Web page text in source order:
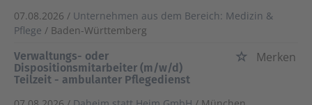
07.08.2026 / Unternehmen aus dem Bereich: Medizin &
Pflege / Baden-Württemberg
Verwaltungs- oder
Dispositionsmitarbeiter (m/w/d)
Teilzeit - ambulanter Pflegedienst
Merken